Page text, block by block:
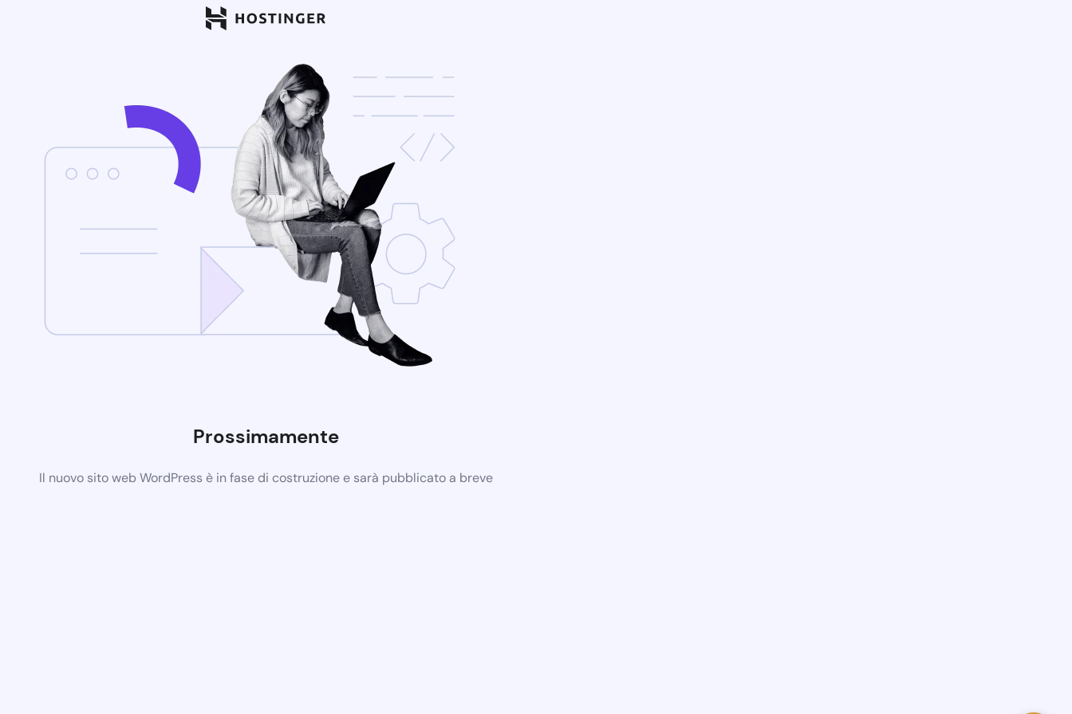
Prossimamente
Il nuovo sito web WordPress è in fase di costruzione e sarà pubblicato a breve